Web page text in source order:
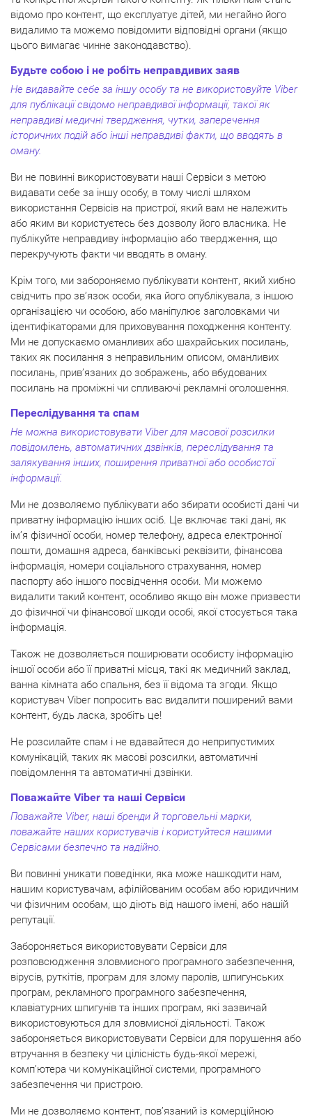
відомо про контент, що експлуатує дітей, ми негайно його
видалимо та можемо повідомити відповідні органи (якщо
цього вимагає чинне законодавство).
Будьте собою і не робіть неправдивих заяв
Не видавайте себе за іншу особу та не використовуйте Viber
для публікації свідомо неправдивої інформації, такої як
неправдиві медичні твердження, чутки, заперечення
історичних подій або інші неправдиві факти, що вводять в
оману.
Ви не повинні використовувати наші Сервіси з метою
видавати себе за іншу особу, в тому числі шляхом
використання Сервісів на пристрої, який вам не належить
або яким ви користуєтесь без дозволу його власника. Не
публікуйте неправдиву інформацію або твердження, що
перекручують факти чи вводять в оману.
Крім того, ми забороняємо публікувати контент, який хибно
свідчить про зв’язок особи, яка його опублікувала, з іншою
організацією чи особою, або маніпулює заголовками чи
ідентифікаторами для приховування походження контенту.
Ми не допускаємо оманливих або шахрайських посилань,
таких як посилання з неправильним описом, оманливих
посилань, прив’язаних до зображень, або вбудованих
посилань на проміжні чи спливаючі рекламні оголошення.
Переслідування та спам
Не можна використовувати Viber для масової розсилки
повідомлень, автоматичних дзвінків, переслідування та
залякування інших, поширення приватної або особистої
інформації.
Ми не дозволяємо публікувати або збирати особисті дані чи
приватну інформацію інших осіб. Це включає такі дані, як
ім’я фізичної особи, номер телефону, адреса електронної
пошти, домашня адреса, банківські реквізити, фінансова
інформація, номери соціального страхування, номер
паспорту або іншого посвідчення особи. Ми можемо
видалити такий контент, особливо якщо він може призвести
до фізичної чи фінансової шкоди особі, якої стосується така
інформація.
Також не дозволяється поширювати особисту інформацію
іншої особи або її приватні місця, такі як медичний заклад,
ванна кімната або спальня, без її відома та згоди. Якщо
користувач Viber попросить вас видалити поширений вами
контент, будь ласка, зробіть це!
Не розсилайте спам і не вдавайтеся до неприпустимих
комунікацій, таких як масові розсилки, автоматичні
повідомлення та автоматичні дзвінки.
Поважайте Viber та наші Сервіси
Поважайте Viber, наші бренди й торговельні марки,
поважайте наших користувачів і користуйтеся нашими
Сервісами безпечно та надійно.
Ви повинні уникати поведінки, яка може нашкодити нам,
нашим користувачам, афілійованим особам або юридичним
чи фізичним особам, що діють від нашого імені, або нашій
репутації.
Забороняється використовувати Сервіси для
розповсюдження зловмисного програмного забезпечення,
вірусів, руткітів, програм для злому паролів, шпигунських
програм, рекламного програмного забезпечення,
клавіатурних шпигунів та інших програм, які зазвичай
використовуються для зловмисної діяльності. Також
забороняється використовувати Сервіси для порушення або
втручання в безпеку чи цілісність будь-якої мережі,
комп’ютера чи комунікаційної системи, програмного
забезпечення чи пристрою.
Ми не дозволяємо контент, пов’язаний із комерційною